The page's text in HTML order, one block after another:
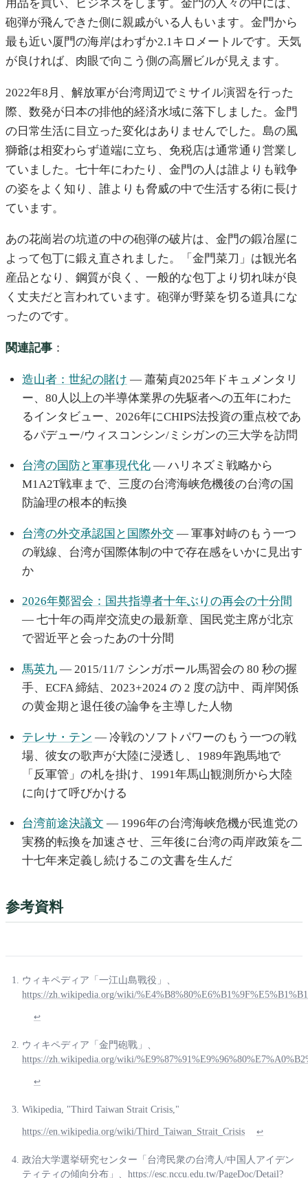
用品を買い、ビジネスをします。金門の人々の中には、
砲弾が飛んできた側に親戚がいる人もいます。金門から
最も近い厦門の海岸はわずか2.1キロメートルです。天気
が良ければ、肉眼で向こう側の高層ビルが見えます。
2022年8月、解放軍が台湾周辺でミサイル演習を行った
際、数発が日本の排他的経済水域に落下しました。金門
の日常生活に目立った変化はありませんでした。島の風
獅爺は相変わらず道端に立ち、免税店は通常通り営業し
ていました。七十年にわたり、金門の人は誰よりも戦争
の姿をよく知り、誰よりも脅威の中で生活する術に長け
ています。
あの花崗岩の坑道の中の砲弾の破片は、金門の鍛冶屋に
よって包丁に鍛え直されました。「金門菜刀」は観光名
産品となり、鋼質が良く、一般的な包丁より切れ味が良
く丈夫だと言われています。砲弾が野菜を切る道具にな
ったのです。
関連記事 ：
造山者：世紀の賭け — 蕭菊貞2025年ドキュメンタリ
ー、80人以上の半導体業界の先駆者への五年にわた
るインタビュー、2026年にCHIPS法投資の重点校であ
るパデュー/ウィスコンシン/ミシガンの三大学を訪問
台湾の国防と軍事現代化 — ハリネズミ戦略から
M1A2T戦車まで、三度の台湾海峡危機後の台湾の国
防論理の根本的転換
台湾の外交承認国と国際外交 — 軍事対峙のもう一つ
の戦線、台湾が国際体制の中で存在感をいかに見出す
か
2026年鄭習会：国共指導者十年ぶりの再会の十分間
— 七十年の両岸交流史の最新章、国民党主席が北京
で習近平と会ったあの十分間
馬英九 — 2015/11/7 シンガポール馬習会の 80 秒の握
手、ECFA 締結、2023+2024 の 2 度の訪中、両岸関係
の黄金期と退任後の論争を主導した人物
テレサ・テン — 冷戦のソフトパワーのもう一つの戦
場、彼女の歌声が大陸に浸透し、1989年跑馬地で
「反軍管」の札を掛け、1991年馬山観測所から大陸
に向けて呼びかける
台湾前途決議文 — 1996年の台湾海峡危機が民進党の
実務的転換を加速させ、三年後に台湾の両岸政策を二
十七年来定義し続けるこの文書を生んだ
参考資料
ウィキペディア「一江山島戰役」、
https://zh.wikipedia.org/wiki/
↩
ウィキペディア「金門砲戰」、
https://zh.wikipedia.org/wiki/
↩
Wikipedia, "Third Taiwan Strait Crisis,"
https://en.wikipedia.org/wiki/Third_Taiwan_Strait_Crisis ↩
政治大学選挙研究センター「台湾民衆の台湾人/中国人アイデン
ティティの傾向分布」、 https://esc.nccu.edu.tw/PageDoc/Detail?